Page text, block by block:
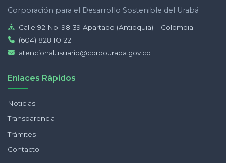
Corporación para el Desarrollo Sostenible del Urabá
Calle 92 No. 98-39 Apartado (Antioquia) – Colombia
(604) 828 10 22
atencionalusuario@corpouraba.gov.co
Enlaces Rápidos
Noticias
Transparencia
Trámites
Contacto